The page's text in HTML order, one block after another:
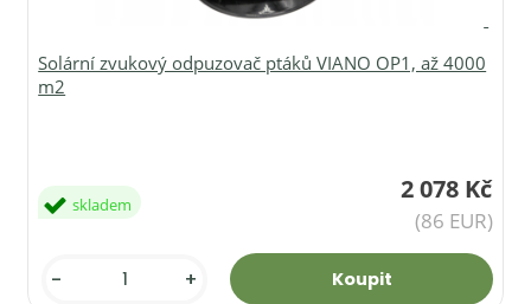
Solární zvukový odpuzovač ptáků VIANO OP1, až 4000
m2
2 078 Kč
(86 EUR)
skladem
- +